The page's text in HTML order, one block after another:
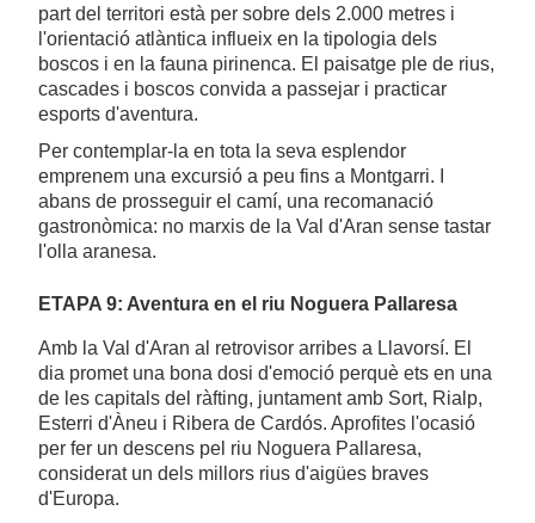
part del territori està per sobre dels 2.000 metres i
l'orientació atlàntica influeix en la tipologia dels
boscos i en la fauna pirinenca. El paisatge ple de rius,
cascades i boscos convida a passejar i practicar
esports d'aventura.
Per contemplar-la en tota la seva esplendor
emprenem una excursió a peu fins a Montgarri. I
abans de prosseguir el camí, una recomanació
gastronòmica: no marxis de la Val d'Aran sense tastar
l'olla aranesa.
ETAPA 9: Aventura en el riu Noguera Pallaresa
Amb la Val d'Aran al retrovisor arribes a Llavorsí. El
dia promet una bona dosi d'emoció perquè ets en una
de les capitals del ràfting, juntament amb Sort, Rialp,
Esterri d'Àneu i Ribera de Cardós. Aprofites l'ocasió
per fer un descens pel riu Noguera Pallaresa,
considerat un dels millors rius d'aigües braves
d'Europa.